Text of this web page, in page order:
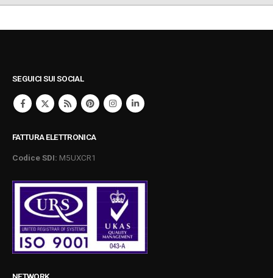
SEGUICI SUI SOCIAL
FATTURA ELETTRONICA
Codice SDI: M5UXCR1